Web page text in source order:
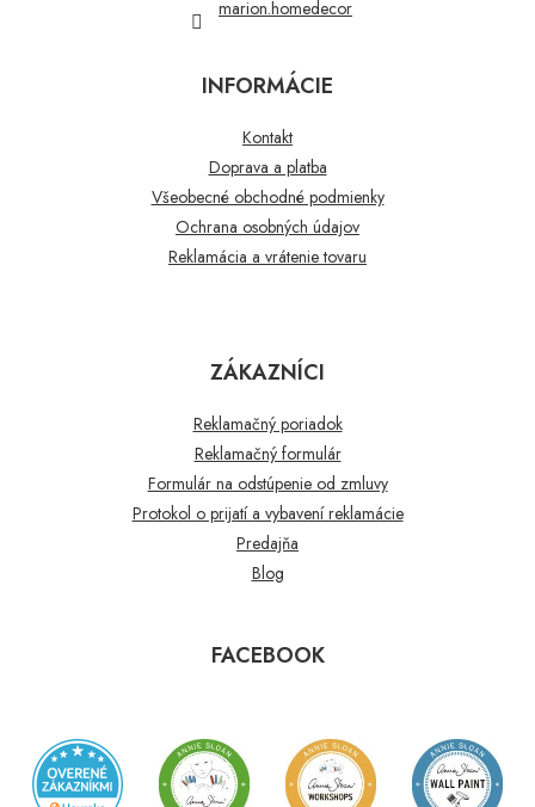
marion.homedecor
INFORMÁCIE
Kontakt
Doprava a platba
Všeobecné obchodné podmienky
Ochrana osobných údajov
Reklamácia a vrátenie tovaru
ZÁKAZNÍCI
Reklamačný poriadok
Reklamačný formulár
Formulár na odstúpenie od zmluvy
Protokol o prijatí a vybavení reklamácie
Predajňa
Blog
FACEBOOK